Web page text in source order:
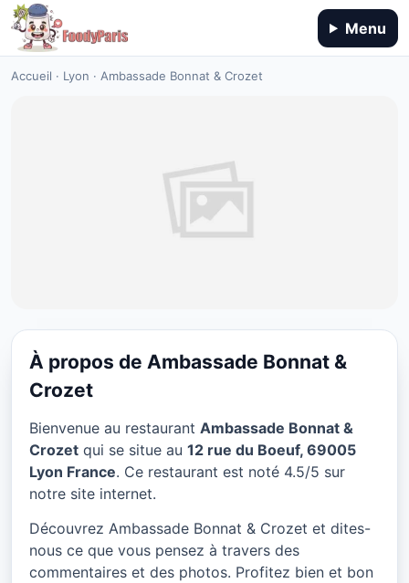
Menu
Accueil · Lyon · Ambassade Bonnat & Crozet
RESTAURANT
Crozet à Lyon
★ 4.5/5
À propos de Ambassade Bonnat &
Crozet
Bienvenue au restaurant Ambassade Bonnat &
Crozet qui se situe au 12 rue du Boeuf, 69005
Lyon France. Ce restaurant est noté 4.5/5 sur
notre site internet.
Découvrez Ambassade Bonnat & Crozet et dites-
nous ce que vous pensez à travers des
commentaires et des photos. Profitez bien et bon